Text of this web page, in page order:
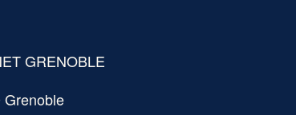
GRENOBLE
Grenoble